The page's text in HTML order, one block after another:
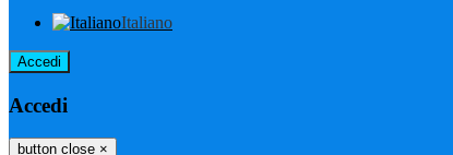
Italiano
Accedi
Accedi
button close ×